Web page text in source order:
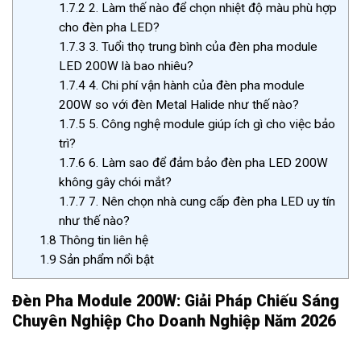
1.7.2 2. Làm thế nào để chọn nhiệt độ màu phù hợp
cho đèn pha LED?
1.7.3 3. Tuổi thọ trung bình của đèn pha module
LED 200W là bao nhiêu?
1.7.44. Chi phí vận hành của đèn pha module
200W so với đèn Metal Halide như thế nào?
1.7.5 5. Công nghệ module giúp ích gì cho việc bảo
trì?
1.7.6 6. Làm sao để đảm bảo đèn pha LED 200W
không gây chói mắt?
1.7.7 7. Nên chọn nhà cung cấp đèn pha LED uy tín
như thế nào?
1.8 Thông tin liên hệ
1.9 Sản phẩm nổi bật
Đèn Pha Module 200W: Giải Pháp Chiếu Sáng
Chuyên Nghiệp Cho Doanh Nghiệp Năm 2026